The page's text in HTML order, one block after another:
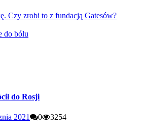
Czy zrobi to z fundacją Gatesów?
do bólu
do Rosji
2021 0 3254